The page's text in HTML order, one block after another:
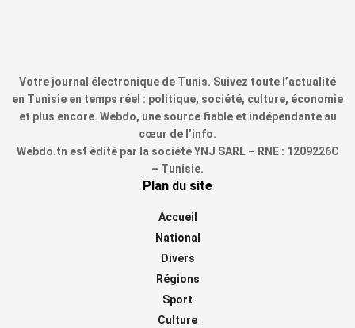
Votre journal électronique de Tunis. Suivez toute l’actualité
en Tunisie en temps réel : politique, société, culture, économie
et plus encore. Webdo, une source fiable et indépendante au
cœur de l’info.
Webdo.tn est édité par la société YNJ SARL – RNE : 1209226C
– Tunisie.
Plan du site
Accueil
National
Divers
Régions
Sport
Culture